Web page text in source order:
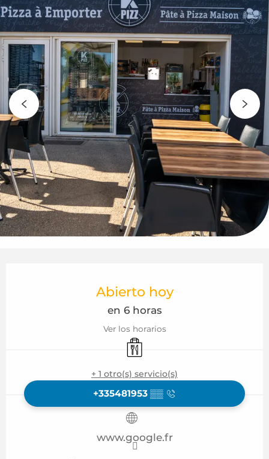
Abierto hoy
en 6 horas
Ver los horarios
Venta de comida para llevar
+ 1 otro(s) servicio(s)
+335481953 ▒▒
www.google.fr